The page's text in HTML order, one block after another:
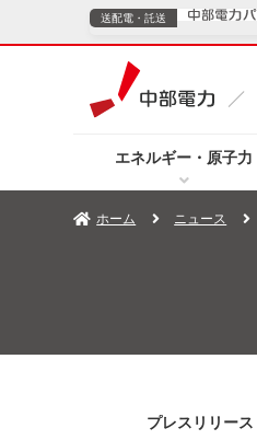
エネルギー・原子力
送配電・託送
TOPページへ
TOPページへ
ホーム ニュース
プレスリリース